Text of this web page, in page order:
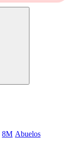
8M Abuelos